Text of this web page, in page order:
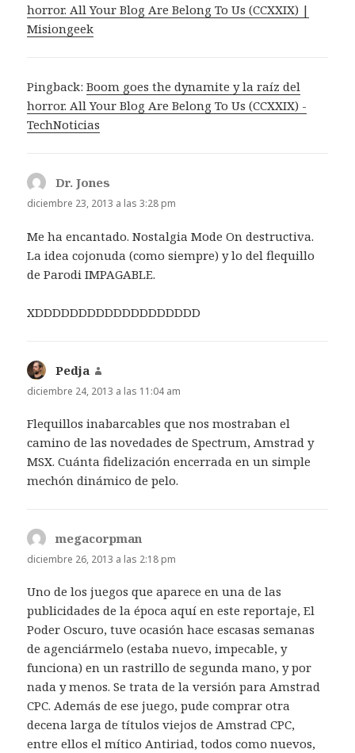
horror. All Your Blog Are Belong To Us (CCXXIX) |
Misiongeek
Pingback:Boom goes the dynamite y la raíz del
horror. All Your Blog Are Belong To Us (CCXXIX) -
TechNoticias
Dr. Jones
diciembre 23, 2013 a las 3:28 pm
Me ha encantado. Nostalgia Mode On destructiva.
La idea cojonuda (como siempre) y lo del flequillo
de Parodi IMPAGABLE.
XDDDDDDDDDDDDDDDDDDD
Pedja
diciembre 24, 2013 a las 11:04 am
Flequillos inabarcables que nos mostraban el
camino de las novedades de Spectrum, Amstrad y
MSX. Cuánta fidelización encerrada en un simple
mechón dinámico de pelo.
megacorpman
diciembre 26, 2013 a las 2:18 pm
Uno de los juegos que aparece en una de las
publicidades de la época aquí en este reportaje, El
Poder Oscuro, tuve ocasión hace escasas semanas
de agenciármelo (estaba nuevo, impecable, y
funciona) en un rastrillo de segunda mano, y por
nada y menos. Se trata de la versión para Amstrad
CPC. Además de ese juego, pude comprar otra
decena larga de títulos viejos de Amstrad CPC,
entre ellos el mítico Antiriad, todos como nuevos,